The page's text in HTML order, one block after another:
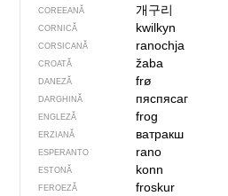
COREEANĂ 개구리
CORNICĂ kwilkyn
CORSICANĂ ranochja
CROATĂ žaba
DANEZĂ frø
DARGHINĂ пяспясаг
ENGLEZĂ frog
ERZIANĂ ватракш
ESPERANTO rano
ESTONĂ konn
FEROEZĂ froskur